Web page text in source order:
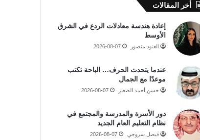
أخر المقالات
إعادة هندسة معادلات الردع في الشرق
الأوسط
العنود منصور 2026-08-07
عندما يتحدث الحرف… الباحة تكتب
موعدًا مع الجمال
حسن أحمد الصغير 2026-08-07
دور الأسرة والمدرسة والمجتمع في
نظام التعليم العام الجديد
فيصل سروجي 2026-08-07